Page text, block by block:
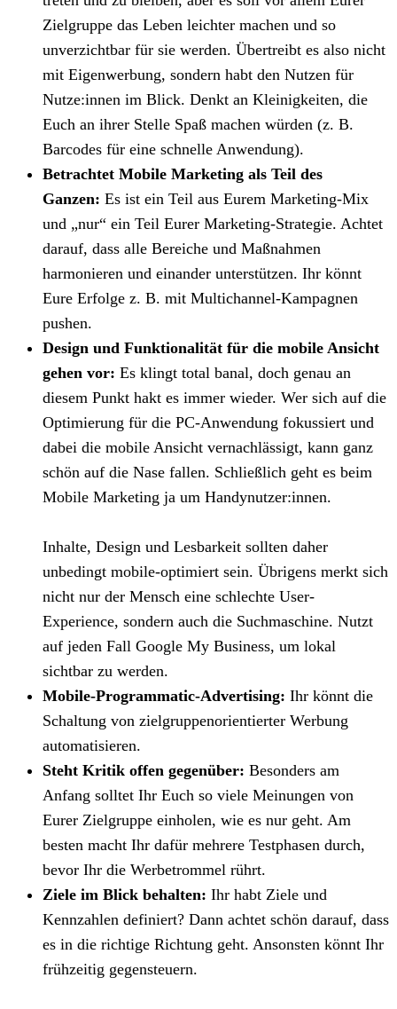
Zielgruppe das Leben leichter machen und so
unverzichtbar für sie werden. Übertreibt es also nicht
mit Eigenwerbung, sondern habt den Nutzen für
Nutze:innen im Blick. Denkt an Kleinigkeiten, die
Euch an ihrer Stelle Spaß machen würden (z. B.
Barcodes für eine schnelle Anwendung).
Betrachtet Mobile Marketing als Teil des
Ganzen: Es ist ein Teil aus Eurem Marketing-Mix
und „nur“ ein Teil Eurer Marketing-Strategie. Achtet
darauf, dass alle Bereiche und Maßnahmen
harmonieren und einander unterstützen. Ihr könnt
Eure Erfolge z. B. mit Multichannel-Kampagnen
pushen.
Design und Funktionalität für die mobile Ansicht
gehen vor: Es klingt total banal, doch genau an
diesem Punkt hakt es immer wieder. Wer sich auf die
Optimierung für die PC-Anwendung fokussiert und
dabei die mobile Ansicht vernachlässigt, kann ganz
schön auf die Nase fallen. Schließlich geht es beim
Mobile Marketing ja um Handynutzer:innen.
⁠Inhalte, Design und Lesbarkeit sollten daher
unbedingt mobile-optimiert sein. Übrigens merkt sich
nicht nur der Mensch eine schlechte User-
Experience, sondern auch die Suchmaschine. Nutzt
auf jeden Fall Google My Business, um lokal
sichtbar zu werden.
Mobile-Programmatic-Advertising: Ihr könnt die
Schaltung von zielgruppenorientierter Werbung
automatisieren.
Steht Kritik offen gegenüber: Besonders am
Anfang solltet Ihr Euch so viele Meinungen von
Eurer Zielgruppe einholen, wie es nur geht. Am
besten macht Ihr dafür mehrere Testphasen durch,
bevor Ihr die Werbetrommel rührt.
Ziele im Blick behalten: Ihr habt Ziele und
Kennzahlen definiert? Dann achtet schön darauf, dass
es in die richtige Richtung geht. Ansonsten könnt Ihr
frühzeitig gegensteuern.